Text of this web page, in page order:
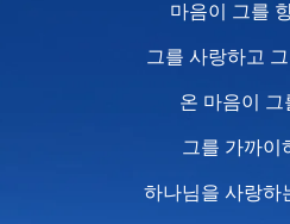
마음이 그를
그를 사랑하고
온 마음이 그
그를 가까이
하나님을 사랑하